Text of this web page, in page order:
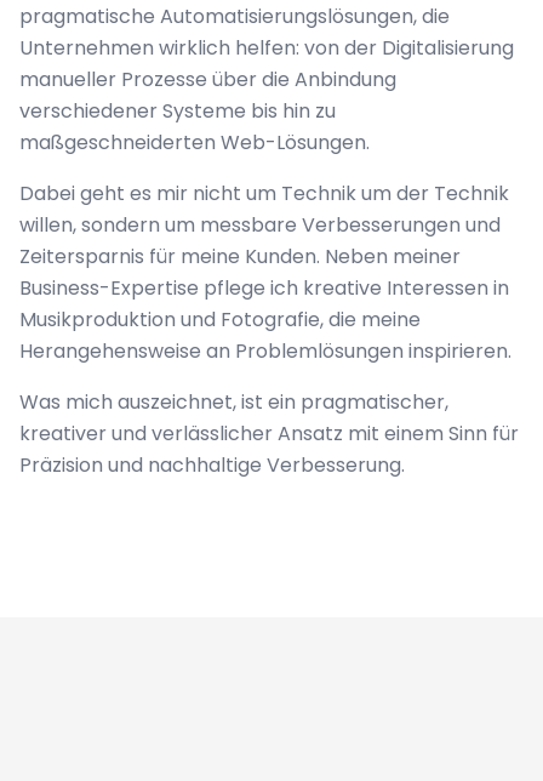
pragmatische Automatisierungslösungen, die
Unternehmen wirklich helfen: von der Digitalisierung
manueller Prozesse über die Anbindung
verschiedener Systeme bis hin zu
maßgeschneiderten Web-Lösungen.
Dabei geht es mir nicht um Technik um der Technik
willen, sondern um messbare Verbesserungen und
Zeitersparnis für meine Kunden. Neben meiner
Business-Expertise pflege ich kreative Interessen in
Musikproduktion und Fotografie, die meine
Herangehensweise an Problemlösungen inspirieren.
Was mich auszeichnet, ist ein pragmatischer,
kreativer und verlässlicher Ansatz mit einem Sinn für
Präzision und nachhaltige Verbesserung.